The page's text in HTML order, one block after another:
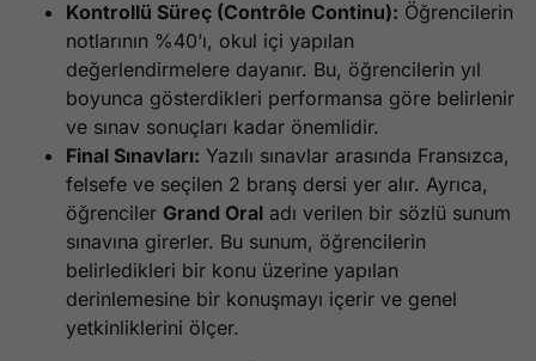
Kontrollü Süreç (Contrôle Continu): Öğrencilerin
notlarının %40’ı, okul içi yapılan
değerlendirmelere dayanır. Bu, öğrencilerin yıl
boyunca gösterdikleri performansa göre belirlenir
ve sınav sonuçları kadar önemlidir.
Final Sınavları: Yazılı sınavlar arasında Fransızca,
felsefe ve seçilen 2 branş dersi yer alır. Ayrıca,
öğrenciler Grand Oral adı verilen bir sözlü sunum
sınavına girerler. Bu sunum, öğrencilerin
belirledikleri bir konu üzerine yapılan
derinlemesine bir konuşmayı içerir ve genel
yetkinliklerini ölçer.